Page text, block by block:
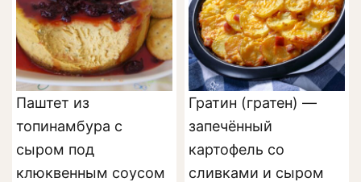
Паштет из
топинамбура с
сыром под
клюквенным соусом
Гратин (гратен) —
запечённый
картофель со
сливками и сыром